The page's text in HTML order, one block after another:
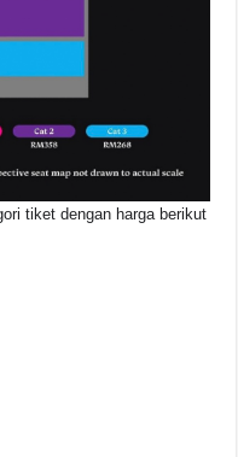
tiket dengan harga berikut